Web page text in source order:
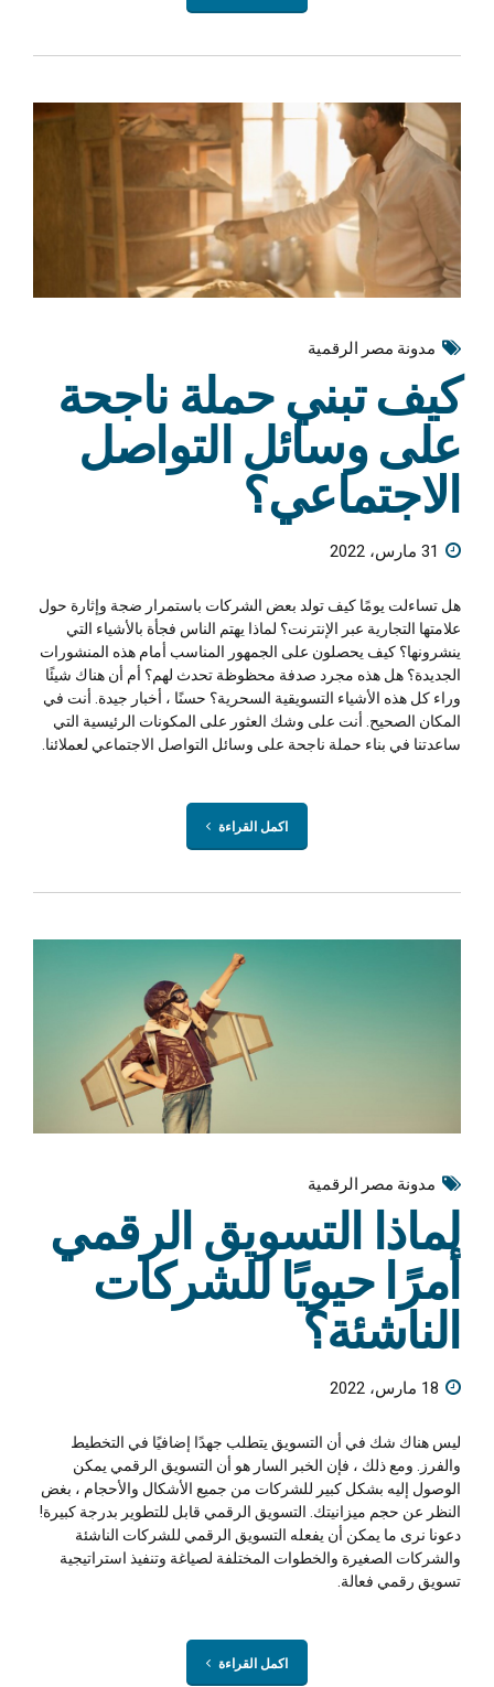
مدونة مصر الرقمية
كيف تبني حملة ناجحة
على وسائل التواصل
الاجتماعي؟
31 مارس، 2022
هل تساءلت يومًا كيف تولد بعض الشركات باستمرار ضجة وإثارة حول
علامتها التجارية عبر الإنترنت؟ لماذا يهتم الناس فجأة بالأشياء التي
ينشرونها؟ كيف يحصلون على الجمهور المناسب أمام هذه المنشورات
الجديدة؟ هل هذه مجرد صدفة محظوظة تحدث لهم؟ أم أن هناك شيئًا
وراء كل هذه الأشياء التسويقية السحرية؟ حسنًا ، أخبار جيدة. أنت في
المكان الصحيح. أنت على وشك العثور على المكونات الرئيسية التي
ساعدتنا في بناء حملة ناجحة على وسائل التواصل الاجتماعي لعملائنا.
اكمل القراءة
مدونة مصر الرقمية
لماذا التسويق الرقمي
أمرًا حيويًا للشركات
الناشئة؟
18 مارس، 2022
ليس هناك شك في أن التسويق يتطلب جهدًا إضافيًا في التخطيط
والفرز. ومع ذلك ، فإن الخبر السار هو أن التسويق الرقمي يمكن
الوصول إليه بشكل كبير للشركات من جميع الأشكال والأحجام ، بغض
النظر عن حجم ميزانيتك. التسويق الرقمي قابل للتطوير بدرجة كبيرة!
دعونا نرى ما يمكن أن يفعله التسويق الرقمي للشركات الناشئة
والشركات الصغيرة والخطوات المختلفة لصياغة وتنفيذ استراتيجية
تسويق رقمي فعالة.
اكمل القراءة